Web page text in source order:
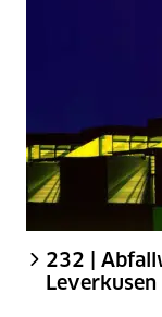
232 |
Leverkusen